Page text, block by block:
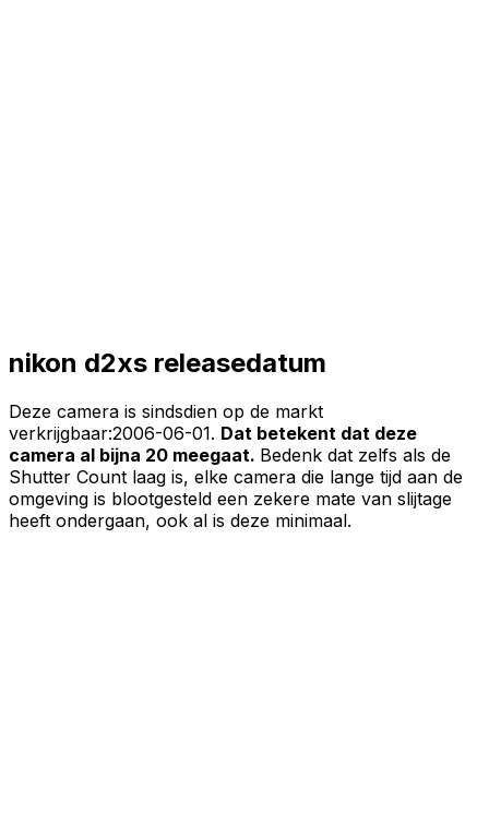
nikon d2xs releasedatum
Deze camera is sindsdien op de markt
verkrijgbaar:2006-06-01. Dat betekent dat deze
camera al bijna 20 meegaat. Bedenk dat zelfs als de
Shutter Count laag is, elke camera die lange tijd aan de
omgeving is blootgesteld een zekere mate van slijtage
heeft ondergaan, ook al is deze minimaal.